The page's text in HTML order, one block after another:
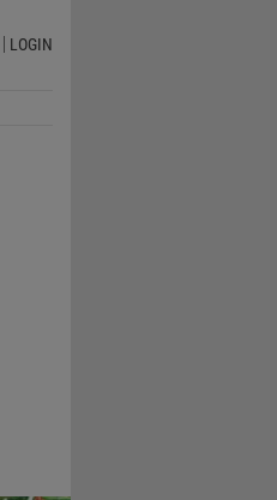
LOGIN